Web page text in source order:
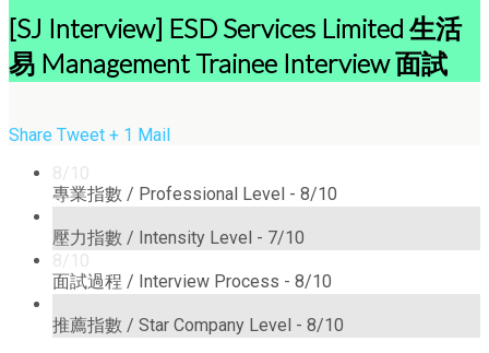
[SJ Interview] ESD Services Limited 生活
易 Management Trainee Interview 面試
Share Tweet + 1 Mail
8/10
專業指數 / Professional Level - 8/10
壓力指數 / Intensity Level - 7/10
8/10
面試過程 / Interview Process - 8/10
推薦指數 / Star Company Level - 8/10